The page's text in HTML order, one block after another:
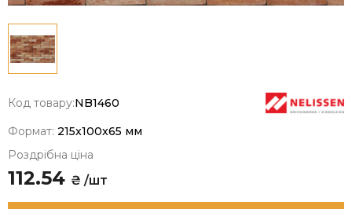
Код товару:NB1460
Формат: 215x100x65 мм
Роздрібна ціна
112.54 ₴ /шт